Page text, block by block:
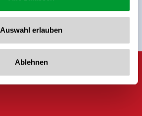
Auswahl erlauben
Ablehnen
register